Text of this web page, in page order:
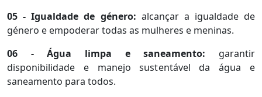
05 - Igualdade de género: alcançar a igualdade de
género e empoderar todas as mulheres e meninas.
06 - Água limpa e saneamento: garantir
disponibilidade e manejo sustentável da água e
saneamento para todos.